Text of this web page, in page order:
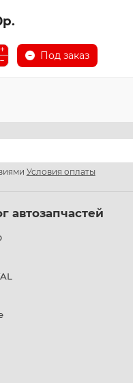
Под заказ
Условия оплаты
автозапчастей